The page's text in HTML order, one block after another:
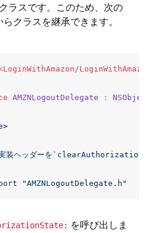
ラスです。このため、次の
らクラスを継承できます。
AMZNLogoutDelegate :
>
ヘッダーを`
"AMZNLogoutDelegate.h"
を呼び出しま